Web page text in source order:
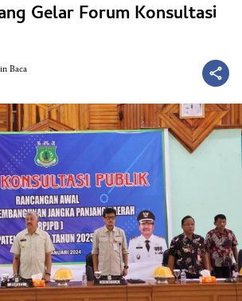
Gelar Forum Konsultasi
Baca